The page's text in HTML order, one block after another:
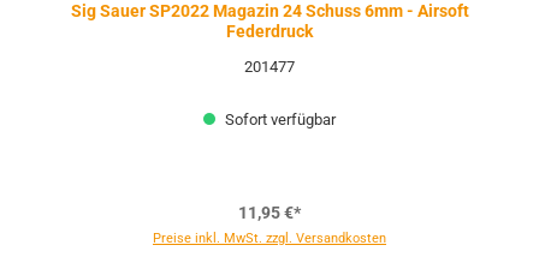
Sig Sauer SP2022 Magazin 24 Schuss 6mm - Airsoft
Federdruck
201477
Sofort verfügbar
11,95 €*
Preise inkl. MwSt. zzgl. Versandkosten